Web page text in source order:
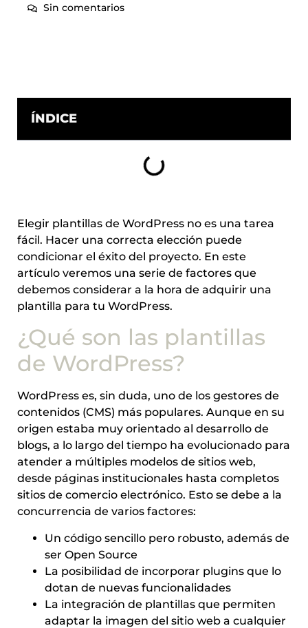
Sin comentarios
ÍNDICE
Elegir plantillas de WordPress no es una tarea
fácil. Hacer una correcta elección puede
condicionar el éxito del proyecto. En este
artículo veremos una serie de factores que
debemos considerar a la hora de adquirir una
plantilla para tu WordPress.
¿Qué son las plantillas
de WordPress?
WordPress es, sin duda, uno de los gestores de
contenidos (CMS) más populares. Aunque en su
origen estaba muy orientado al desarrollo de
blogs, a lo largo del tiempo ha evolucionado para
atender a múltiples modelos de sitios web,
desde páginas institucionales hasta completos
sitios de comercio electrónico. Esto se debe a la
concurrencia de varios factores:
Un código sencillo pero robusto, además de
ser Open Source
La posibilidad de incorporar plugins que lo
dotan de nuevas funcionalidades
La integración de plantillas que permiten
adaptar la imagen del sitio web a cualquier